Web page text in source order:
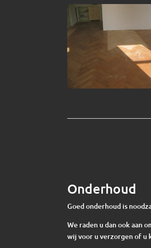
Onderhoud
Goed onderhoud is
We raden u dan ook aan
wij voor u verzorgen of u